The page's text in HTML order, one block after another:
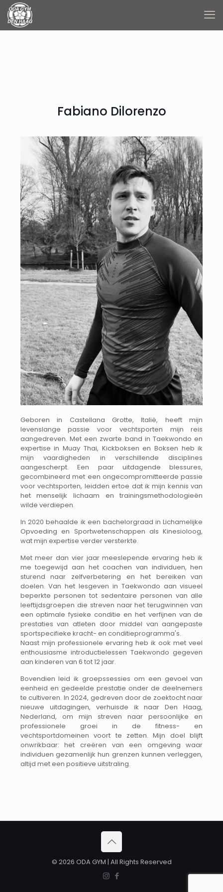
Fabiano Dilorenzo
Geboren in Castellana Grotte, Italië, heeft mijn
levenslange passie voor vechtsporten mijn reis
aangedreven. Met een zwarte band in Taekwondo en
expertise in Muay Thai, Kickboksen en Boksen heb ik
mijn vaardigheden in verschillende disciplines
aangescherpt. Een paar uitdagende blessures,
gecombineerd met een ongecompromitteerde passie
voor vechtsporten, leidden ertoe dat ik mijn kennis van
het menselijk lichaam en trainingsmethodologieën
wilde verdiepen.
In 2020 behaalde ik een bachelorgraad in Lichamelijke
Opvoeding en Sportwetenschappen als Kinesioloog,
wat mijn expertise verder versterkte.
Met meer dan vier jaar meeslepende ervaring heb ik
me toegewijd aan het coachen van individuen, hen
sturend naar zelfverbetering en het bereiken van
doelen. Van het lesgeven in Taekwondo aan visueel
beperkte personen tot sedentaire personen van alle
leeftijdsgroepen die streven naar het terugwinnen van
een optimale fysieke conditie en het verfijnen van de
prestaties van atleten door middel van aangepaste
sportspecifieke kracht- en conditieprogramma's.
Naast mijn professionele ervaring heb ik ook met veel
enthousiasme introductielessen Taekwondo gegeven
aan kinderen van 6 tot 12 jaar.
Bovendien leid ik groepssessies om een gevoel van
eenheid en gedeelde prestatie onder de deelnemers
te cultiveren. In 2024, gedreven door de zoektocht naar
nieuwe uitdagingen, verhuisde ik naar Den Haag,
Nederland, om mijn streven naar persoonlijke en
professionele groei in de fitness- en
vechtsportdomeinen voort te zetten. Mijn doel blijft
onwrikbaar: het creëren van een omgeving waar
individuen gezamenlijk hun grenzen kunnen verleggen,
altijd met een positieve uitstraling.
© 2026 ODA GYM | All Rights Reserved